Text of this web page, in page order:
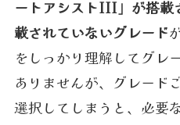
ートアシストIII」が搭載
載されていないグレード
をしっかり理解してグレ
ありませんが、グレード
選択してしまうと、必要